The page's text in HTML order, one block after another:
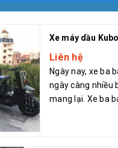
Xe máy dầu
Liên hệ
Ngày nay, xe ba
ngày càng nhiều
mang lại. Xe ba